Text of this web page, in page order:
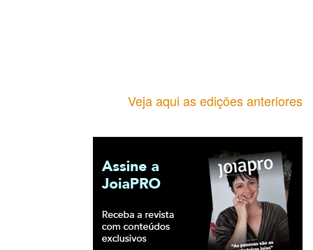
Veja aqui as edições anteriores